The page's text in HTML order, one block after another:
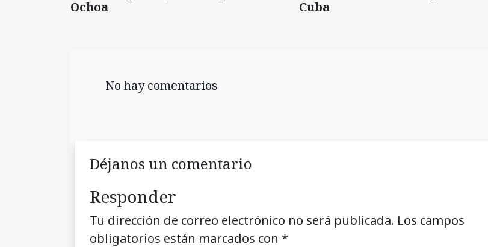
Ochoa
Cuba
No hay comentarios
Déjanos un comentario
Responder
Tu dirección de correo electrónico no será publicada. Los campos
obligatorios están marcados con *